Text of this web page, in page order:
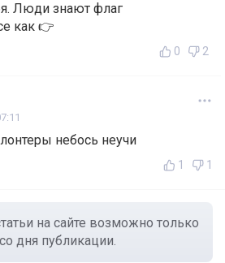
Люди знают флаг
как 👉
0 2
небось неучи
1 1
на сайте возможно только
дня публикации.